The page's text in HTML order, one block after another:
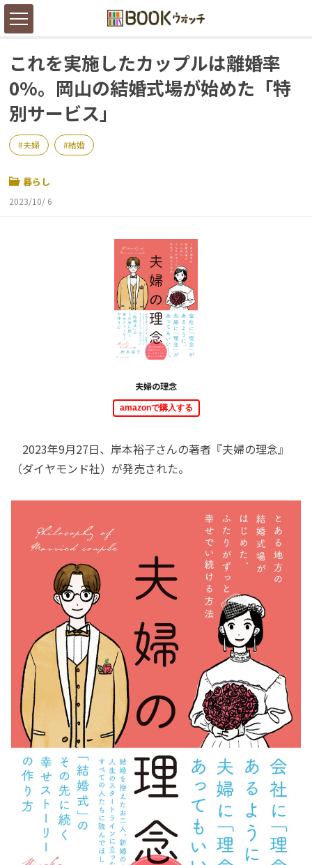
これを実施したカップルは離婚率
0%。岡山の結婚式場が始めた「特
別サービス」
夫婦 結婚
暮らし
2023/10/ 6
夫婦の理念
amazonで購入する
2023年9月27日、岸本裕子さんの著者『夫婦の理念』
（ダイヤモンド社）が発売された。